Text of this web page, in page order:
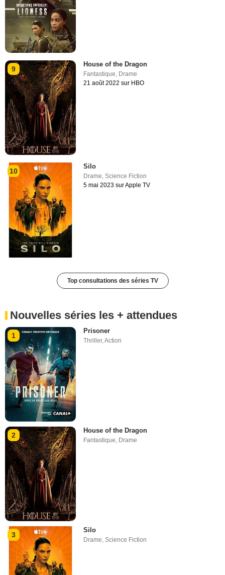
9
House of the Dragon
Fantastique, Drame
21 août 2022 sur HBO
10
Silo
Drame,Science Fiction
5 mai 2023 sur Apple TV
Top consultations des séries TV
Nouvelles séries les + attendues
1
Prisoner
Thriller,Action
2
House of the Dragon
Fantastique, Drame
3
Silo
Drame,Science Fiction